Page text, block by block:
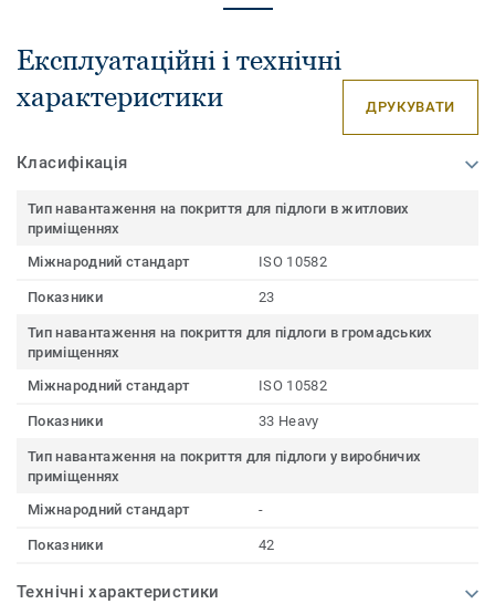
Експлуатаційні і технічні
характеристики
ДРУКУВАТИ
Класифікація
Тип навантаження на покриття для підлоги в житлових
приміщеннях
Міжнародний стандарт
ISO 10582
Показники 23
Тип навантаження на покриття для підлоги в громадських
приміщеннях
Міжнародний стандарт
ISO 10582
Показники 33 Heavy
Тип навантаження на покриття для підлоги у виробничих
приміщеннях
Міжнародний стандарт
-
Показники 42
Технічні характеристики